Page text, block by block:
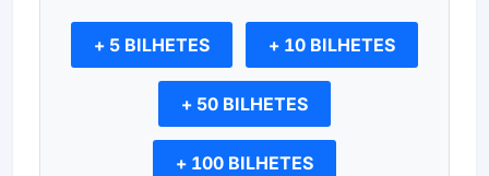
+ 5 BILHETES + 10 BILHETES
+ 50 BILHETES
+ 100 BILHETES